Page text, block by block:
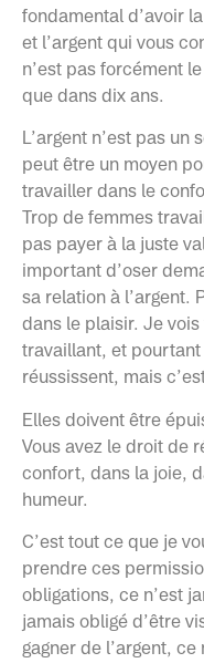
fondamental d’avoir
et l’argent qui vous
n’est pas forcément
que dans dix ans.
L’argent n’est pas un
peut être un moyen
travailler dans le
Trop de femmes
pas payer à la juste
important d’oser
sa relation à l’argent.
dans le plaisir. Je
travaillant, et
réussissent, mais
Elles doivent être
Vous avez le droit de
confort, dans la joie,
humeur.
C’est tout ce que je
prendre ces
obligations, ce n’est
jamais obligé d’être
gagner de l’argent,